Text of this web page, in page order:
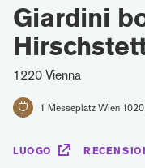
Giardini
1220 Vienna
1 Messeplatz Wien
LUOGO